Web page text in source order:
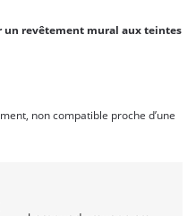
un revêtement mural aux teintes
non compatible proche d’une